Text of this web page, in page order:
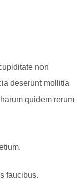
non
deserunt mollitia
quidem rerum
faucibus.